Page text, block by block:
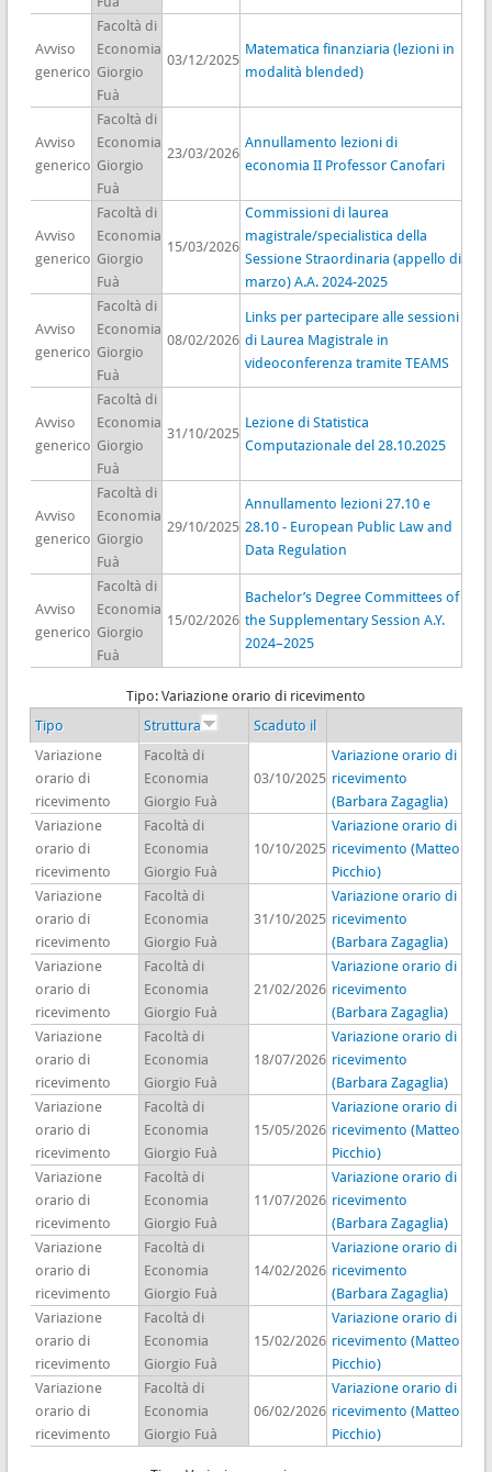
Avviso
generico
Facoltà di
Economia
Giorgio
Fuà
03/12/2025
Matematica finanziaria (lezioni in
modalità blended)
Avviso
generico
Facoltà di
Economia
Giorgio
Fuà
23/03/2026
Annullamento lezioni di
economia II Professor Canofari
Avviso
generico
Facoltà di
Economia
Giorgio
Fuà
15/03/2026
Commissioni di laurea
magistrale/specialistica della
Sessione Straordinaria (appello di
marzo) A.A. 2024-2025
Avviso
generico
Facoltà di
Economia
Giorgio
Fuà
08/02/2026
Links per partecipare alle sessioni
di Laurea Magistrale in
videoconferenza tramite TEAMS
Avviso
generico
Facoltà di
Economia
Giorgio
Fuà
31/10/2025
Lezione di Statistica
Computazionale del 28.10.2025
Avviso
generico
Facoltà di
Economia
Giorgio
Fuà
29/10/2025
Annullamento lezioni 27.10 e
28.10 - European Public Law and
Data Regulation
Avviso
generico
Facoltà di
Economia
Giorgio
Fuà
15/02/2026
Bachelor’s Degree Committees of
the Supplementary Session A.Y.
2024–2025
Tipo: Variazione orario di ricevimento
Tipo
Struttura
Scaduto il
Variazione
orario di
ricevimento
Facoltà di
Economia
Giorgio Fuà
03/10/2025
Variazione orario di
ricevimento
(Barbara Zagaglia)
Variazione
orario di
ricevimento
Facoltà di
Economia
Giorgio Fuà
10/10/2025
Variazione orario di
ricevimento (Matteo
Picchio)
Variazione
orario di
ricevimento
Facoltà di
Economia
Giorgio Fuà
31/10/2025
Variazione orario di
ricevimento
(Barbara Zagaglia)
Variazione
orario di
ricevimento
Facoltà di
Economia
Giorgio Fuà
21/02/2026
Variazione orario di
ricevimento
(Barbara Zagaglia)
Variazione
orario di
ricevimento
Facoltà di
Economia
Giorgio Fuà
18/07/2026
Variazione orario di
ricevimento
(Barbara Zagaglia)
Variazione
orario di
ricevimento
Facoltà di
Economia
Giorgio Fuà
15/05/2026
Variazione orario di
ricevimento (Matteo
Picchio)
Variazione
orario di
ricevimento
Facoltà di
Economia
Giorgio Fuà
11/07/2026
Variazione orario di
ricevimento
(Barbara Zagaglia)
Variazione
orario di
ricevimento
Facoltà di
Economia
Giorgio Fuà
14/02/2026
Variazione orario di
ricevimento
(Barbara Zagaglia)
Variazione
orario di
ricevimento
Facoltà di
Economia
Giorgio Fuà
15/02/2026
Variazione orario di
ricevimento (Matteo
Picchio)
Variazione
orario di
ricevimento
Facoltà di
Economia
Giorgio Fuà
06/02/2026
Variazione orario di
ricevimento (Matteo
Picchio)